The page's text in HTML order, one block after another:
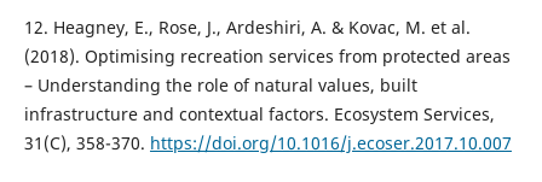
12. Heagney, E., Rose, J., Ardeshiri, A. & Kovac, M. et al.
(2018). Optimising recreation services from protected areas
– Understanding the role of natural values, built
infrastructure and contextual factors. Ecosystem Services,
31(С), 358-370. https://doi.org/10.1016/j.ecoser.2017.10.007